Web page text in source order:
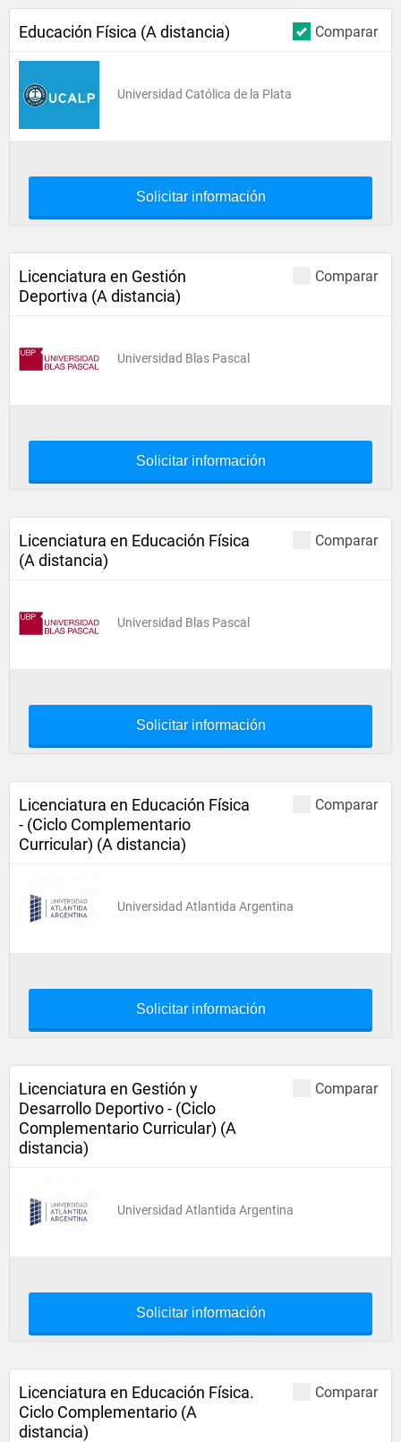
Comparar
Educación Física (A distancia)
Universidad Católica de la Plata
Solicitar información
Comparar
Licenciatura en Gestión
Deportiva (A distancia)
Universidad Blas Pascal
Solicitar información
Comparar
Licenciatura en Educación Física
(A distancia)
Universidad Blas Pascal
Solicitar información
Comparar
Licenciatura en Educación Física
- (Ciclo Complementario
Curricular) (A distancia)
Universidad Atlantida Argentina
Solicitar información
Comparar
Licenciatura en Gestión y
Desarrollo Deportivo - (Ciclo
Complementario Curricular) (A
distancia)
Universidad Atlantida Argentina
Solicitar información
Comparar
Licenciatura en Educación Física.
Ciclo Complementario (A
distancia)